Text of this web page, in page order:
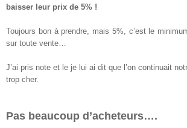
baisser leur prix de 5% !
Toujours bon à prendre, mais 5%, c’est le
sur toute vente…
J’ai pris note et le je lui ai dit que l’on continuait
trop cher.
Pas beaucoup d’acheteurs….